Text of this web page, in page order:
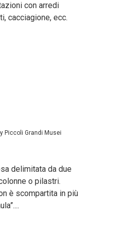
con arredi
cacciagione, ecc.
Piccoli Grandi Musei
delimitata da due
o pilastri.
è scompartita in più